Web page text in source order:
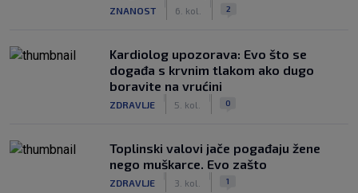
ZNANOST 6. kol. 2
Kardiolog upozorava: Evo što se
događa s krvnim tlakom ako dugo
boravite na vrućini
ZDRAVLJE 5. kol. 0
Toplinski valovi jače pogađaju žene
nego muškarce. Evo zašto
ZDRAVLJE 3. kol. 1